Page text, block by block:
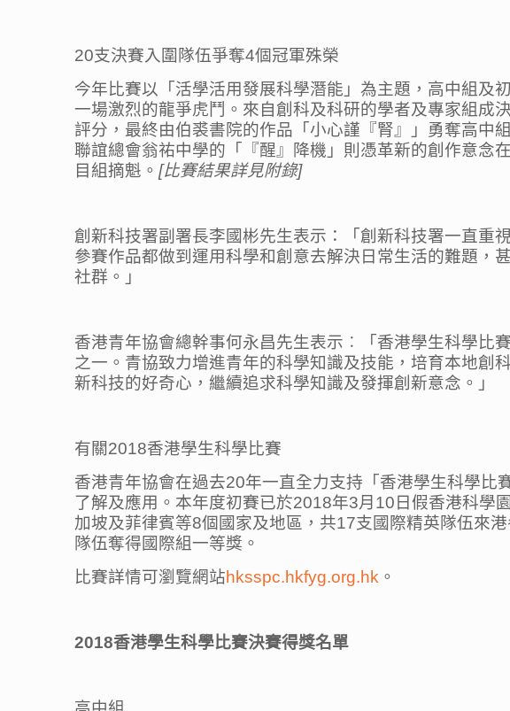
20支決賽入圍隊伍爭奪4個冠軍殊榮
今年比賽以「活學活用發展科學潛能」為主題，高中組及
一場激烈的龍爭虎鬥。來自創科及科研的學者及專家組成
評分，最終由伯裘書院的作品「小心謹『腎』」勇奪高中
聯誼總會翁祐中學的「『醒』降機」則憑革新的創作意念
目組摘魁。 [比賽結果詳見附錄]
創新科技署副署長李國彬先生表示：「創新科技署一直重
參賽作品都做到運用科學和創意去解決日常生活的難題，
社群。」
香港青年協會總幹事何永昌先生表示︰「香港學生科學比
之一。青協致力增進青年的科學知識及技能，培育本地創
新科技的好奇心，繼續追求科學知識及發揮創新意念。」
有關2018香港學生科學比賽
香港青年協會在過去20年一直全力支持「香港學生科學
了解及應用。本年度初賽已於2018年3月10日假香港科學
加坡及菲律賓等8個國家及地區，共17支國際精英隊伍來
隊伍奪得國際組一等獎。
比賽詳情可瀏覽網站hksspc.hkfyg.org.hk 。
2018香港學生科學比賽決賽得獎名單